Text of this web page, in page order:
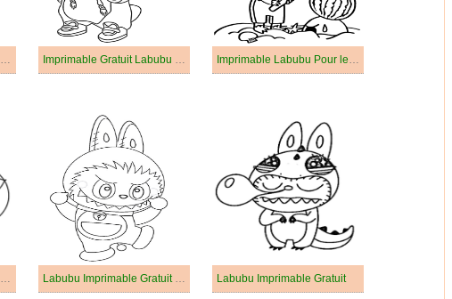
Gratuit Labubu Pour les Enfants Imprimable Gratuit Labubu Pour les Enfants Imprimable Labubu Pour les Enfants
Labubu Gratuit Pour les Enfants Labubu Imprimable Gratuit Pour Enfants Labubu Imprimable Gratuit